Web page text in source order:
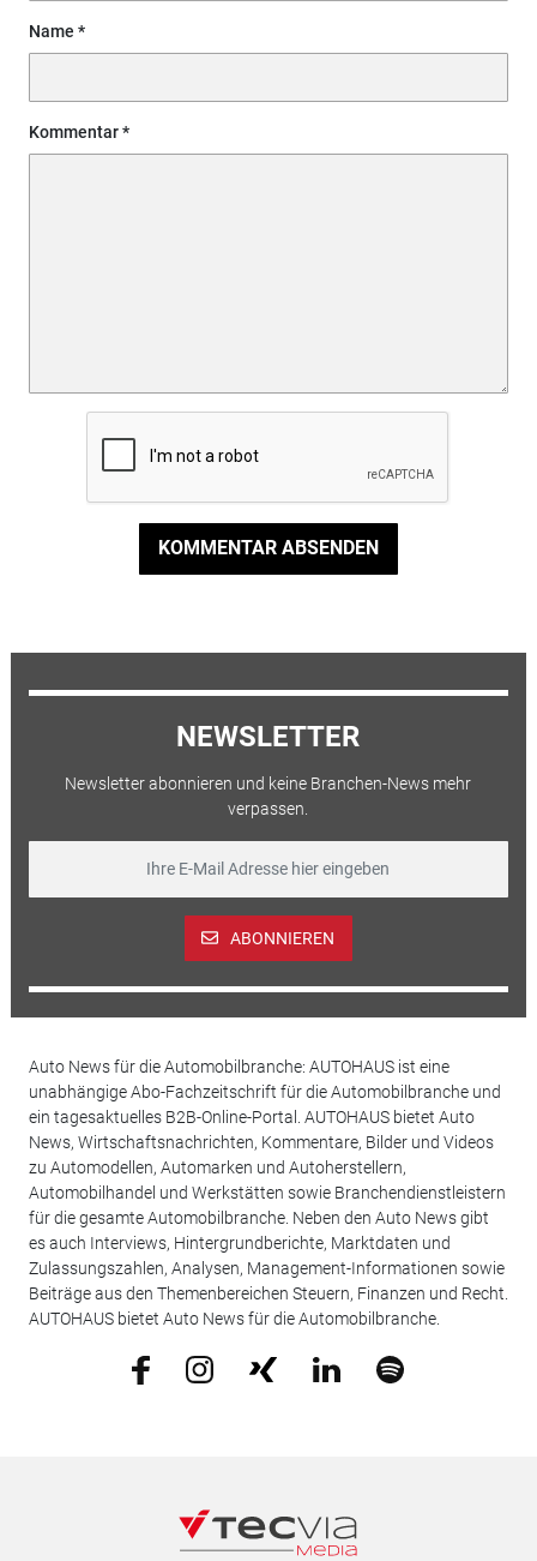
Name
Kommentar
KOMMENTAR ABSENDEN
NEWSLETTER
Newsletter abonnieren und keine Branchen-News mehr
verpassen.
ABONNIEREN
Auto News für die Automobilbranche: AUTOHAUS ist eine
unabhängige Abo-Fachzeitschrift für die Automobilbranche und
ein tagesaktuelles B2B-Online-Portal. AUTOHAUS bietet Auto
News, Wirtschaftsnachrichten, Kommentare, Bilder und Videos
zu Automodellen, Automarken und Autoherstellern,
Automobilhandel und Werkstätten sowie Branchendienstleistern
für die gesamte Automobilbranche. Neben den Auto News gibt
es auch Interviews, Hintergrundberichte, Marktdaten und
Zulassungszahlen, Analysen, Management-Informationen sowie
Beiträge aus den Themenbereichen Steuern, Finanzen und Recht.
AUTOHAUS bietet Auto News für die Automobilbranche.